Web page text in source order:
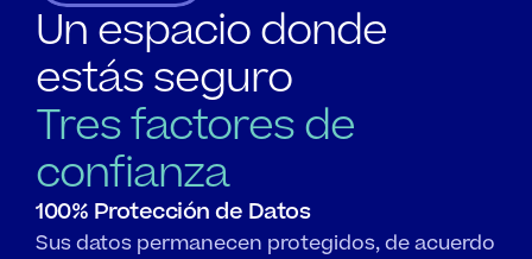
Un espacio donde
estás seguro
Tres factores de
confianza
100% Protección de Datos
Sus datos permanecen protegidos, de acuerdo